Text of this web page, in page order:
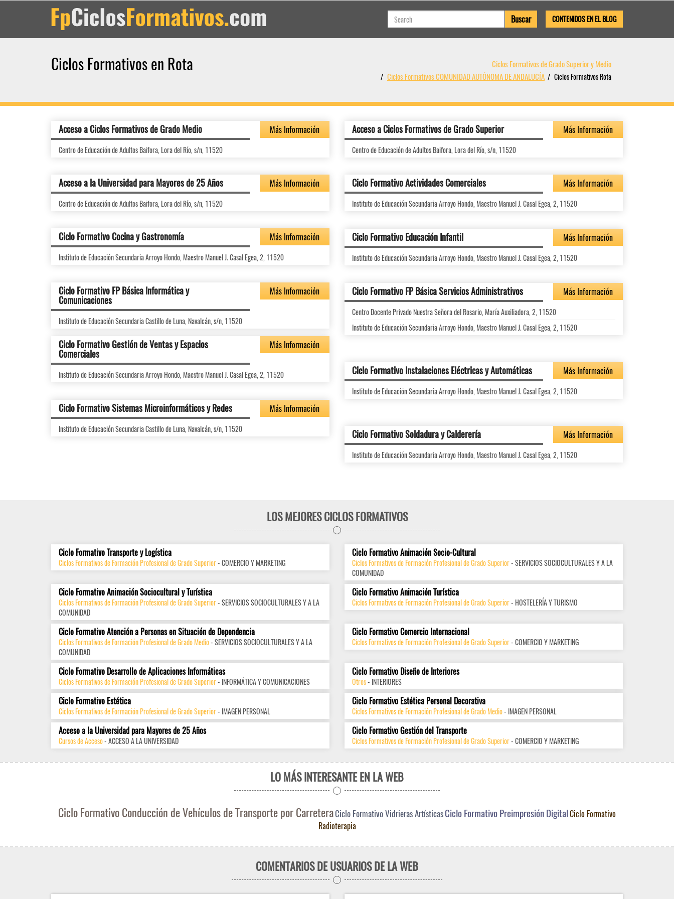
CONTENIDOS EN EL BLOG
Ciclos Formativos en Rota
Ciclos Formativos de Grado Superior y Medio
Ciclos Formativos COMUNIDAD AUTÓNOMA DE ANDALUCÍA
Ciclos Formativos Rota
Acceso a Ciclos Formativos de Grado Medio Más Información
Centro de Educación de Adultos Baifora, Lora del Río, s/n, 11520
Acceso a Ciclos Formativos de Grado Superior Más Información
Centro de Educación de Adultos Baifora, Lora del Río, s/n, 11520
Acceso a la Universidad para Mayores de 25 Años Más Información
Centro de Educación de Adultos Baifora, Lora del Río, s/n, 11520
Ciclo Formativo Actividades Comerciales Más Información
Instituto de Educación Secundaria Arroyo Hondo, Maestro Manuel J. Casal Egea, 2, 11520
Ciclo Formativo Cocina y Gastronomía Más Información
Instituto de Educación Secundaria Arroyo Hondo, Maestro Manuel J. Casal Egea, 2, 11520
Ciclo Formativo Educación Infantil Más Información
Instituto de Educación Secundaria Arroyo Hondo, Maestro Manuel J. Casal Egea, 2, 11520
Ciclo Formativo FP Básica Informática y
Comunicaciones
Más Información
Instituto de Educación Secundaria Castillo de Luna, Navalcán, s/n, 11520
Ciclo Formativo FP Básica Servicios Administrativos Más Información
Centro Docente Privado Nuestra Señora del Rosario, María Auxiliadora, 2, 11520
Instituto de Educación Secundaria Arroyo Hondo, Maestro Manuel J. Casal Egea, 2, 11520
Ciclo Formativo Gestión de Ventas y Espacios
Comerciales
Más Información
Instituto de Educación Secundaria Arroyo Hondo, Maestro Manuel J. Casal Egea, 2, 11520 Ciclo Formativo Instalaciones Eléctricas y Automáticas Más Información
Instituto de Educación Secundaria Arroyo Hondo, Maestro Manuel J. Casal Egea, 2, 11520
Ciclo Formativo Sistemas Microinformáticos y Redes Más Información
Instituto de Educación Secundaria Castillo de Luna, Navalcán, s/n, 11520 Ciclo Formativo Soldadura y Calderería Más Información
Instituto de Educación Secundaria Arroyo Hondo, Maestro Manuel J. Casal Egea, 2, 11520
LOS MEJORES CICLOS FORMATIVOS
Ciclo Formativo Transporte y Logística
Ciclos Formativos de Formación Profesional de Grado Superior- COMERCIO Y MARKETING
Ciclo Formativo Animación Socio-Cultural
Ciclos Formativos de Formación Profesional de Grado Superior- SERVICIOS SOCIOCULTURALES Y A LA
COMUNIDAD
Ciclo Formativo Animación Sociocultural y Turística
Ciclos Formativos de Formación Profesional de Grado Superior- SERVICIOS SOCIOCULTURALES Y A LA
COMUNIDAD
Ciclo Formativo Animación Turística
Ciclos Formativos de Formación Profesional de Grado Superior- HOSTELERÍA Y TURISMO
Ciclo Formativo Atención a Personas en Situación de Dependencia
Ciclos Formativos de Formación Profesional de Grado Medio- SERVICIOS SOCIOCULTURALES Y A LA
COMUNIDAD
Ciclo Formativo Comercio Internacional
Ciclos Formativos de Formación Profesional de Grado Superior- COMERCIO Y MARKETING
Ciclo Formativo Desarrollo de Aplicaciones Informáticas
Ciclos Formativos de Formación Profesional de Grado Superior- INFORMÁTICA Y COMUNICACIONES
Ciclo Formativo Diseño de Interiores
Otros- INTERIORES
Ciclo Formativo Estética
Ciclos Formativos de Formación Profesional de Grado Superior- IMAGEN PERSONAL
Ciclo Formativo Estética Personal Decorativa
Ciclos Formativos de Formación Profesional de Grado Medio- IMAGEN PERSONAL
Acceso a la Universidad para Mayores de 25 Años
Cursos de Acceso- ACCESO A LA UNIVERSIDAD
Ciclo Formativo Gestión del Transporte
Ciclos Formativos de Formación Profesional de Grado Superior- COMERCIO Y MARKETING
LO MÁS INTERESANTE EN LA WEB
Ciclo Formativo Conducción de Vehículos de Transporte por CarreteraCiclo Formativo Vidrieras ArtísticasCiclo Formativo Preimpresión DigitalCiclo Formativo
Radioterapia
COMENTARIOS DE USUARIOS DE LA WEB